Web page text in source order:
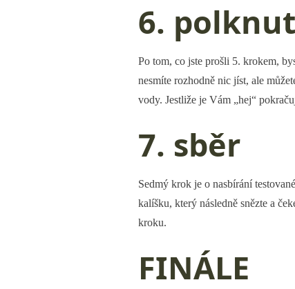
6.
Po tom, co jste prošli 5. krokem,
nesmíte rozhodně nic jíst, ale
vody. Jestliže je Vám „hej“
7. sběr
Sedmý krok je o nasbírání
kalíšku, který následně snězte a
kroku.
FINÁLE